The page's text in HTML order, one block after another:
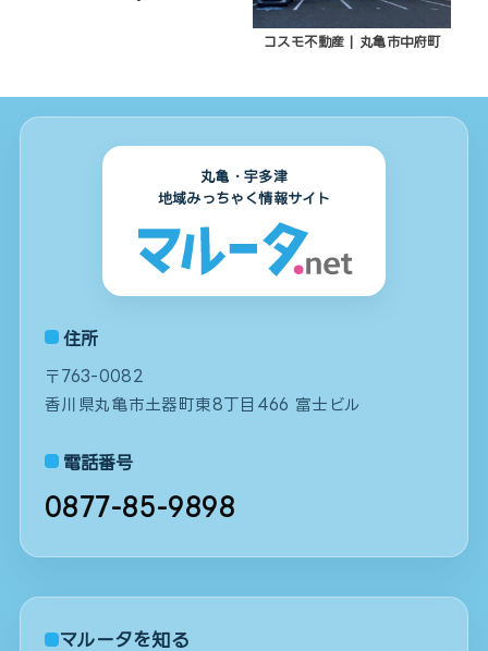
コスモ不動産 | 丸亀市中府町
丸亀・宇多津
地域みっちゃく情報サイト
住所
〒763-0082
香川県丸亀市土器町東8丁目466 富士ビル
電話番号
0877-85-9898
マルータを知る